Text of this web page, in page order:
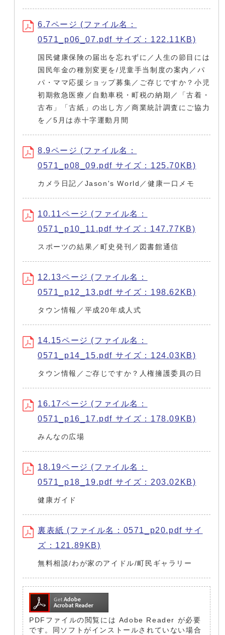
6.7ページ (ファイル名：
0571_p06_07.pdf サイズ：122.11KB)
国民健康保険の届出を忘れずに／人生の節目には
国民年金の種別変更を/児童手当制度の案内／パ
パ・ママ応援ショップ募集／ご存じですか？小児
初期救急医療／自動車税・町税の納期／「古着・
古布」「古紙」の出し方／商業統計調査にご協力
を／5月は赤十字運動月間
8.9ページ (ファイル名：
0571_p08_09.pdf サイズ：125.70KB)
カメラ日記／Jason's World／健康一口メモ
10.11ページ (ファイル名：
0571_p10_11.pdf サイズ：147.77KB)
スポーツの結果／町史発刊／図書館通信
12.13ページ (ファイル名：
0571_p12_13.pdf サイズ：198.62KB)
タウン情報／平成20年成人式
14.15ページ (ファイル名：
0571_p14_15.pdf サイズ：124.03KB)
タウン情報／ご存じですか？人権擁護委員の日
16.17ページ (ファイル名：
0571_p16_17.pdf サイズ：178.09KB)
みんなの広場
18.19ページ (ファイル名：
0571_p18_19.pdf サイズ：203.02KB)
健康ガイド
裏表紙 (ファイル名：0571_p20.pdf サイ
ズ：121.89KB)
無料相談/わが家のアイドル/町民ギャラリー
PDFファイルの閲覧には Adobe Reader が必要
です。同ソフトがインストールされていない場合